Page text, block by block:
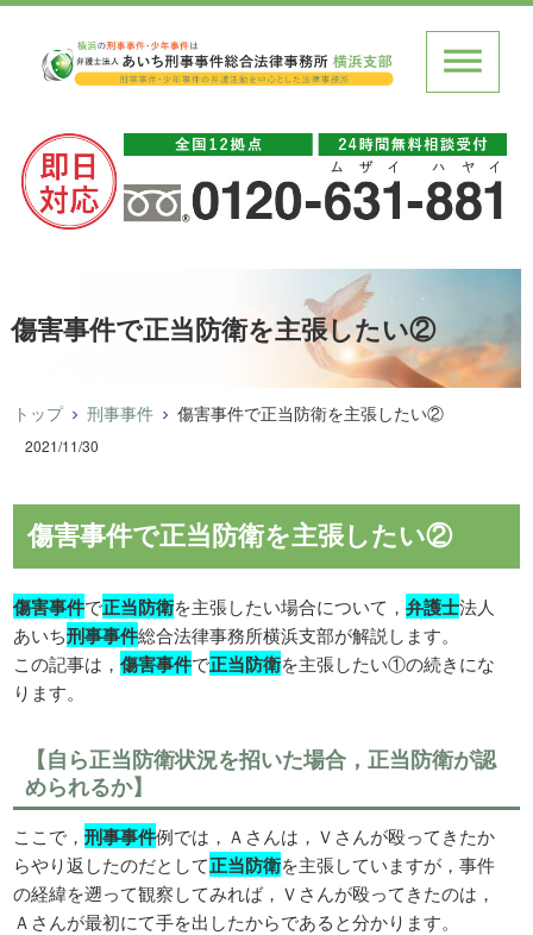
傷害事件で正当防衛を主張したい②
トップ 刑事事件 傷害事件で正当防衛を主張したい②
2021/11/30
傷害事件で正当防衛を主張したい②
傷害事件で正当防衛を主張したい場合について，弁護士法人
あいち刑事事件総合法律事務所横浜支部が解説します。
この記事は，傷害事件で正当防衛を主張したい①の続きにな
ります。
【自ら正当防衛状況を招いた場合，正当防衛が認
められるか】
ここで，刑事事件例では，Ａさんは，Ｖさんが殴ってきたか
らやり返したのだとして正当防衛を主張していますが，事件
の経緯を遡って観察してみれば，Ｖさんが殴ってきたのは，
Ａさんが最初にて手を出したからであると分かります。